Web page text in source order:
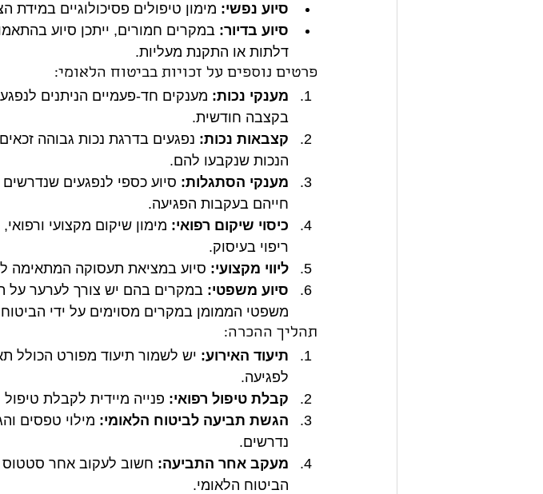
סיוע נפשי: מימון טיפולים פסיכולוגיים במידת
סיוע בדיור: במקרים חמורים, ייתכן סיוע
דלתות או התקנת מעליות.
פרטים נוספים על זכויות בביטוח הלאומי:
מענקי נכות: מענקים חד-פעמיים הניתנים
בקצבה חודשית.
קצבאות נכות: נפגעים בדרגת נכות גבוהה
הנכות שנקבעו להם.
מענקי הסתגלות: סיוע כספי לנפגעים
חייהם בעקבות הפגיעה.
כיסוי שיקום רפואי: מימון שיקום מקצועי
ריפוי בעיסוק.
ליווי מקצועי: סיוע במציאת תעסוקה המתאימה
סיוע משפטי: במקרים בהם יש צורך לערער על
משפטי הממומן במקרים מסוימים על ידי
תהליך ההכרה:
תיעוד האירוע: יש לשמור תיעוד מפורט הכולל
לפגיעה.
קבלת טיפול רפואי: פנייה מיידית לקבלת
הגשת תביעה לביטוח הלאומי: מילוי טפסים
נדרשים.
מעקב אחר התביעה: חשוב לעקוב אחר סטטוס
הביטוח הלאומי.